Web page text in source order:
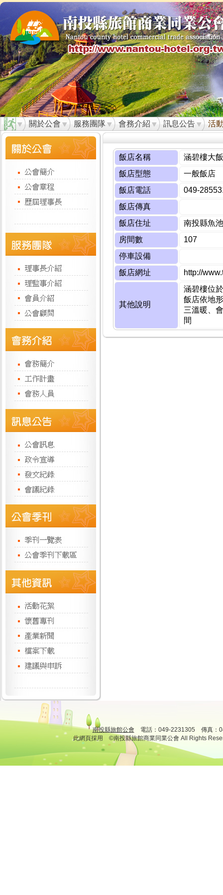
關於公會 服務團隊 會務介紹 訊息公告 活
飯店名稱
涵碧樓大
飯店型態
一般飯店
飯店電話
049-
飯店傳真
飯店住址
南投縣魚
房間數
107
停車設備
飯店網址
http://
其他說明
涵碧樓位
飯店依地
三溫暖、
間
南投縣旅館公會 電話：049-2231305 傳真：
此網頁採用 ©南投縣旅館商業同業公會 All Rights